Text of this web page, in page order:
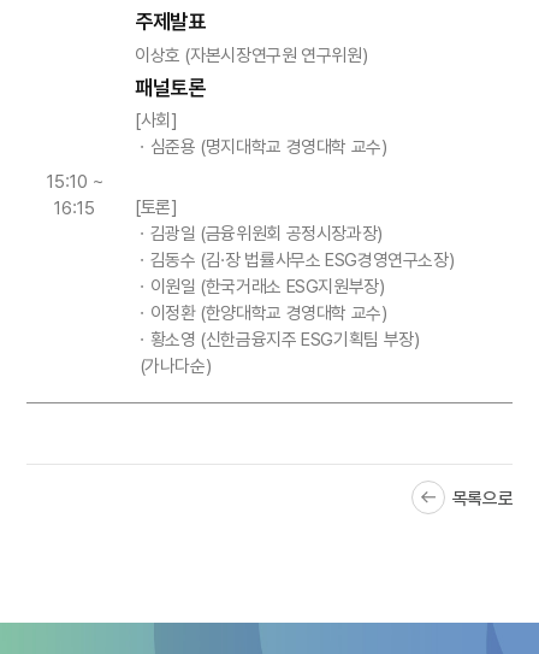
15:10 ~
16:15
주제발표
이상호 (자본시장연구원 연구위원)
패널토론
[사회]
ㆍ심준용 (명지대학교 경영대학 교수)
[토론]
ㆍ김광일 (금융위원회 공정시장과장)
ㆍ김동수 (김·장 법률사무소 ESG경영연구소장)
ㆍ이원일 (한국거래소 ESG지원부장)
ㆍ이정환 (한양대학교 경영대학 교수)
ㆍ황소영 (신한금융지주 ESG기획팀 부장)
(가나다순)
목록으로